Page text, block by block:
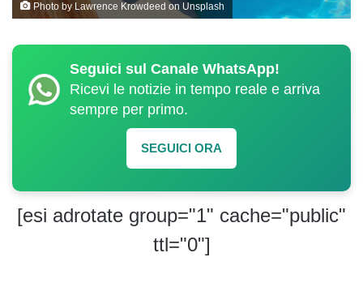
Photo by Lawrence Krowdeed on Unsplash
Seguici sul Canale WhatsApp!
Ricevi le notizie in tempo reale e arriva
sempre per primo.
SEGUICI ORA
[esi adrotate group="1" cache="public"
ttl="0"]